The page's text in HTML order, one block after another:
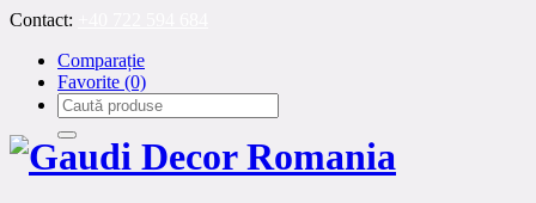
Contact:
Comparație
Favorite (0)